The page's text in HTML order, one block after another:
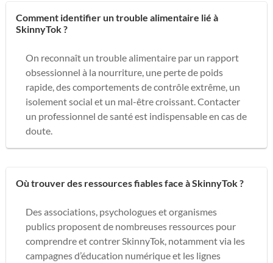
Comment identifier un trouble alimentaire lié à
SkinnyTok ?
On reconnaît un trouble alimentaire par un rapport
obsessionnel à la nourriture, une perte de poids
rapide, des comportements de contrôle extrême, un
isolement social et un mal-être croissant. Contacter
un professionnel de santé est indispensable en cas de
doute.
Où trouver des ressources fiables face à SkinnyTok ?
Des associations, psychologues et organismes
publics proposent de nombreuses ressources pour
comprendre et contrer SkinnyTok, notamment via les
campagnes d’éducation numérique et les lignes